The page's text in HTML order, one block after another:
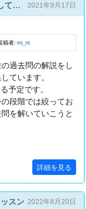
基本情報技術者試験 午後問題 解説してくださる方 2021年9月17日
稿者: mi_nt
過去問の解説をし
ています。
予定です。
段階では絞ってお
を解いていこうと
詳細を見る
スン 2022年8月20日